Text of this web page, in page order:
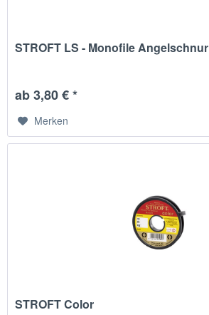
STROFT LS - Monofile Angelschnur
ab 3,80 € *
Merken
STROFT Color